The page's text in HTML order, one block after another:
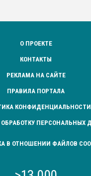
О ПРОЕКТЕ
КОНТАКТЫ
РЕКЛАМА НА САЙТЕ
ПРАВИЛА ПОРТАЛА
КОНФИДЕНЦИАЛЬНОСТИ
ОБРАБОТКУ ПЕРСОНАЛЬНЫХ
В ОТНОШЕНИИ ФАЙЛОВ